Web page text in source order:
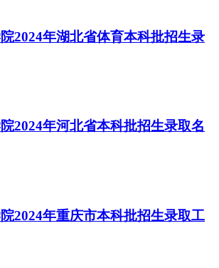
2024年湖北省体育本科批招生录
2024年河北省本科批招生录取名
2024年重庆市本科批招生录取工